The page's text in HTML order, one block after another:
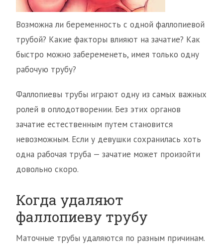
Возможна ли беременность с одной фаллопиевой
трубой? Какие факторы влияют на зачатие? Как
быстро можно забеременеть, имея только одну
рабочую трубу?
Фаллопиевы трубы играют одну из самых важных
ролей в оплодотворении. Без этих органов
зачатие естественным путем становится
невозможным. Если у девушки сохранилась хоть
одна рабочая труба — зачатие может произойти
довольно скоро.
Когда удаляют
фаллопиеву трубу
Маточные трубы удаляются по разным причинам.